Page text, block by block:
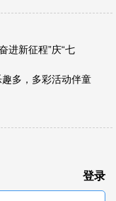
进新征程”庆“七
多，多彩活动伴童
登录